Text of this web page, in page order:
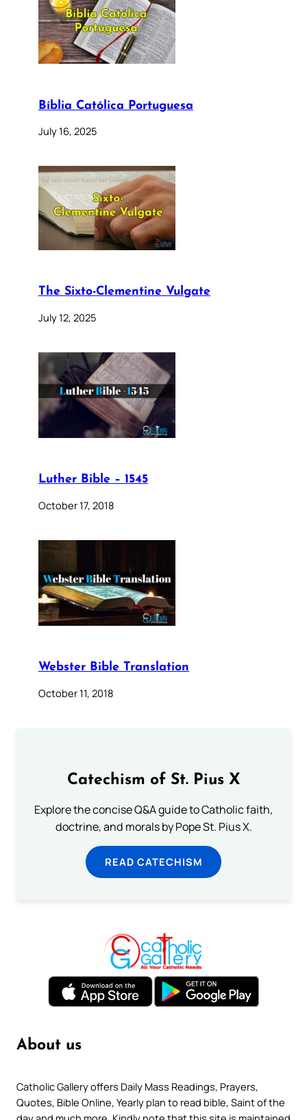
Bíblia Católica Portuguesa
July 16, 2025
The Sixto-Clementine Vulgate
July 12, 2025
Luther Bible – 1545
October 17, 2018
Webster Bible Translation
October 11, 2018
Catechism of St. Pius X
Explore the concise Q&A guide to Catholic faith,
doctrine, and morals by Pope St. Pius X.
READ CATECHISM
About us
Catholic Gallery offers Daily Mass Readings, Prayers,
Quotes, Bible Online, Yearly plan to read bible, Saint of the